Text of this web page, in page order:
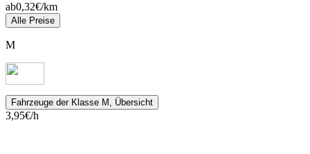
ab0,32€/km
Alle Preise
M
Fahrzeuge der Klasse M, Übersicht
3,95€/h